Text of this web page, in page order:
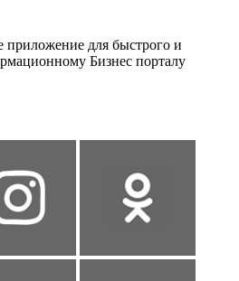
приложение для быстрого и
Бизнес порталу